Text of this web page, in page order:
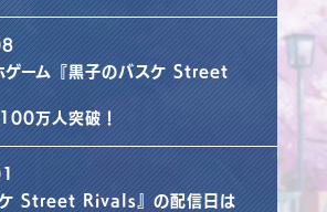
ゲーム『黒子のバスケ Street
万人突破！
ケ Street Rivals』の配信日は